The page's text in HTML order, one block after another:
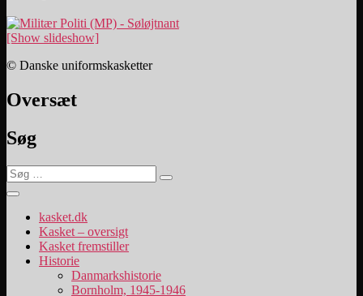
[Show slideshow]
© Danske uniformskasketter
Oversæt
Søg
Søg
efter:
Søg
kasket.dk
Kasket – oversigt
Kasket fremstiller
Historie
Danmarkshistorie
Bornholm, 1945-1946